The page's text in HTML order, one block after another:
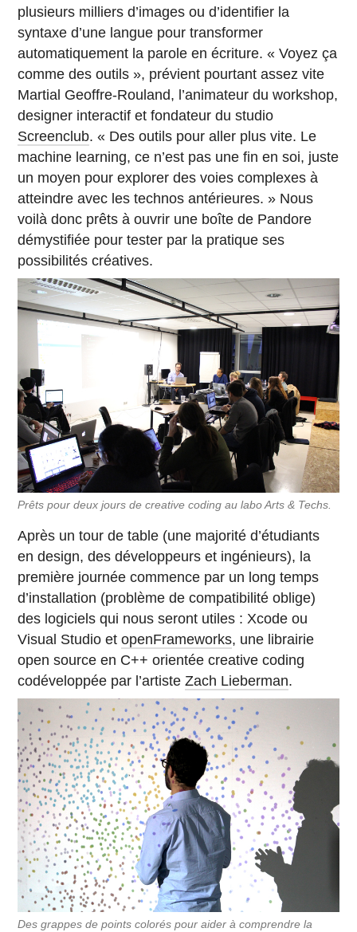
plusieurs milliers d’images ou d’identifier la
syntaxe d’une langue pour transformer
automatiquement la parole en écriture. « Voyez ça
comme des outils », prévient pourtant assez vite
Martial Geoffre-Rouland, l’animateur du workshop,
designer interactif et fondateur du studio
Screenclub. « Des outils pour aller plus vite. Le
machine learning, ce n’est pas une fin en soi, juste
un moyen pour explorer des voies complexes à
atteindre avec les technos antérieures. » Nous
voilà donc prêts à ouvrir une boîte de Pandore
démystifiée pour tester par la pratique ses
possibilités créatives.
Prêts pour deux jours de creative coding au labo Arts & Techs.
Après un tour de table (une majorité d’étudiants
en design, des développeurs et ingénieurs), la
première journée commence par un long temps
d’installation (problème de compatibilité oblige)
des logiciels qui nous seront utiles : Xcode ou
Visual Studio etopenFrameworks, une librairie
open source en C++ orientée creative coding
codéveloppée par l’artisteZach Lieberman.
Des grappes de points colorés pour aider à comprendre la